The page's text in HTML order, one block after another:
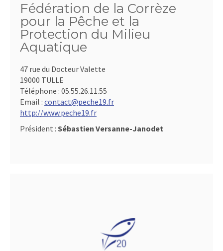
Fédération de la Corrèze
pour la Pêche et la
Protection du Milieu
Aquatique
47 rue du Docteur Valette
19000 TULLE
Téléphone : 05.55.26.11.55
Email : contact@peche19.fr
http://www.peche19.fr
Président : Sébastien Versanne-Janodet